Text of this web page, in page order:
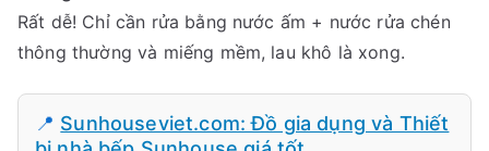
Rất dễ! Chỉ cần rửa bằng nước ấm + nước rửa chén
thông thường và miếng mềm, lau khô là xong.
📍 Sunhouseviet.com: Đồ gia dụng và Thiết